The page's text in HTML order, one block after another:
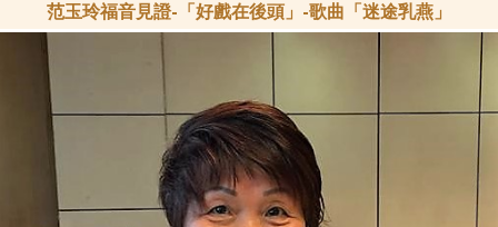
范玉玲福音見證-「好戲在後頭」-歌曲「迷途乳燕」